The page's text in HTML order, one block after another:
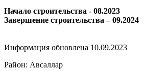
Начало строительства - 08.2023
Завершение строительства – 09.2024
Информация обновлена 10.09.2023
Район: Авсаллар